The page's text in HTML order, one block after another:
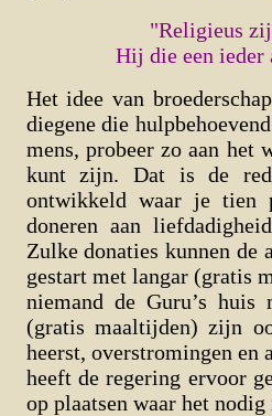
"Religieus
Hij die een
Het idee van
diegene die
mens, probeer zo aan het
kunt zijn. Dat is de
ontwikkeld waar je tien
doneren aan
Zulke donaties kunnen
gestart met langar (gratis
niemand de Guru’s
(gratis maaltijden) zijn
heerst, overstromingen en
heeft de regering ervoor
op plaatsen waar het nodig